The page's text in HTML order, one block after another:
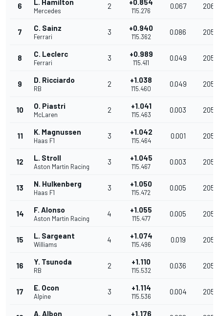
6 L. Hamilton
Mercedes
2 +0.854
1'15.276
0.067
7 C. Sainz
Ferrari
3 +0.940
1'15.362
0.086
8 C. Leclerc
Ferrari
3 +0.989
1'15.411
0.049
9 D. Ricciardo
RB
2 +1.038
1'15.460
0.049
10 O. Piastri
McLaren
2 +1.041
1'15.463
0.003
11 K. Magnussen
Haas F1
3 +1.042
1'15.464
0.001
12 L. Stroll
Aston Martin Racing
3 +1.045
1'15.467
0.003
13 N. Hulkenberg
Haas F1
3 +1.050
1'15.472
0.005
14 F. Alonso
Aston Martin Racing
4 +1.055
1'15.477
0.005
15 L. Sargeant
Williams
4 +1.074
1'15.496
0.019
16 Y. Tsunoda
RB
2 +1.110
1'15.532
0.036
17 E. Ocon
Alpine
3 +1.114
1'15.536
0.004
A. Albon +1.176